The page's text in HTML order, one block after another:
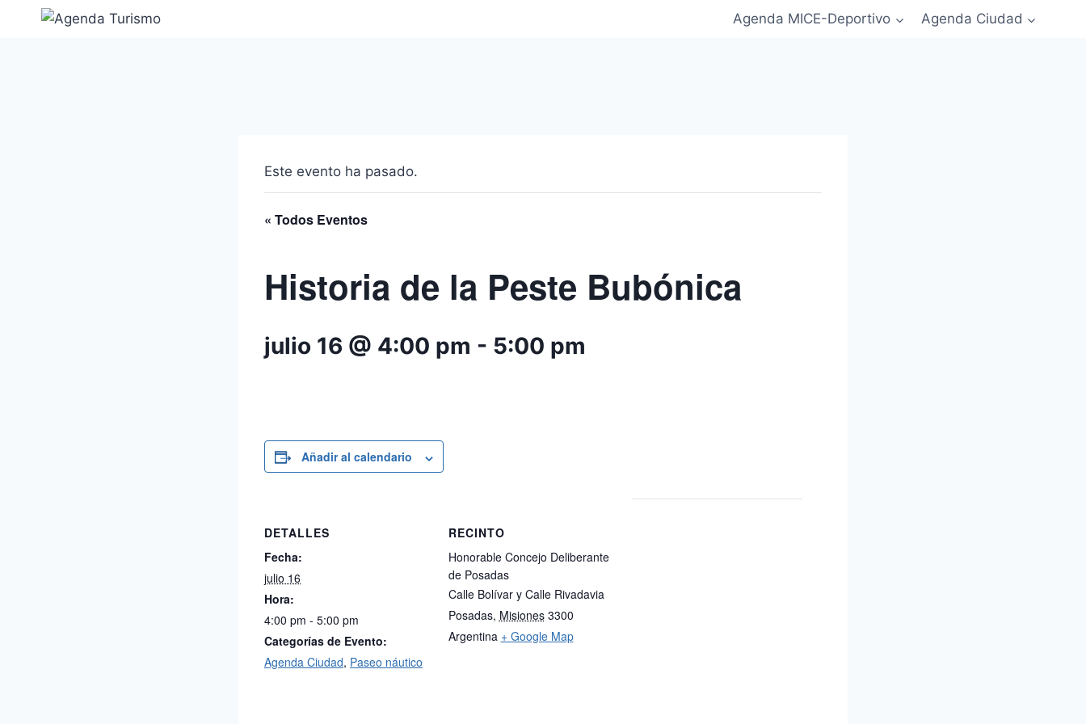
Agenda MICE-Deportivo Agenda Ciudad
Este evento ha pasado.
« Todos Eventos
Historia de la Peste Bubónica
julio 16 @ 4:00 pm - 5:00 pm
Añadir al calendario
DETALLES
Fecha:
julio 16
Hora:
4:00 pm - 5:00 pm
Categorías de Evento:
Agenda Ciudad, Paseo náutico
RECINTO
Honorable Concejo Deliberante
de Posadas
Calle Bolívar y Calle Rivadavia
Posadas, Misiones 3300
Argentina + Google Map